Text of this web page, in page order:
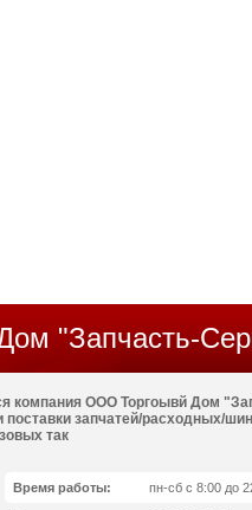
"Запчасть-
компания ООО Торгоывй Дом
запчатей/расходных/
так
Время работы: пн-сб с 8:00 до